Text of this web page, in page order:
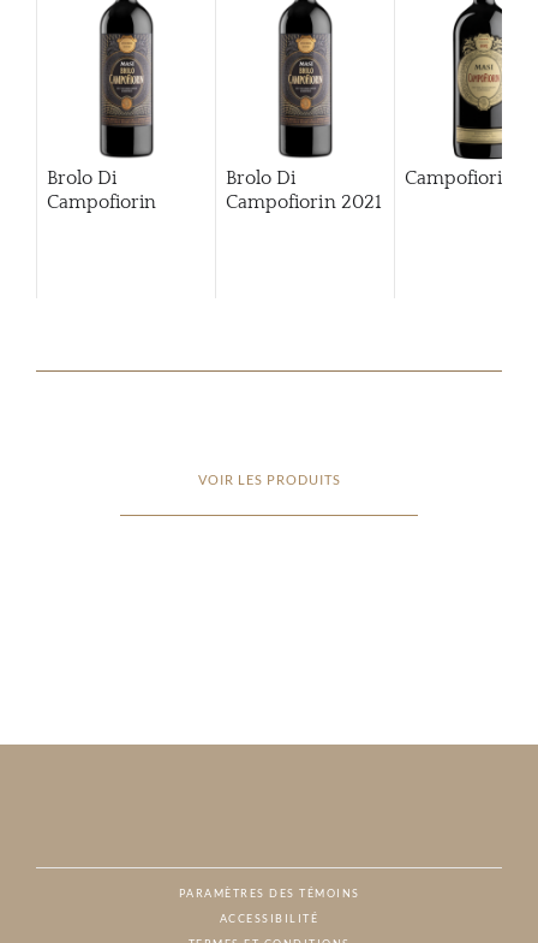
Brolo Di
Campofiorin
Brolo Di
Campofiorin 2021
Campofiorin
VOIR LES PRODUITS
PARAMÈTRES DES TÉMOINS
ACCESSIBILITÉ